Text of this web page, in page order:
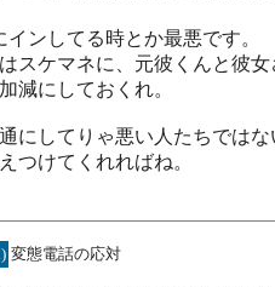
インしてる時とか最悪です。
スケマネに、元彼くんと彼
減にしておくれ。
にしてりゃ悪い人たちでは
つけてくれればね。
変態電話の応対